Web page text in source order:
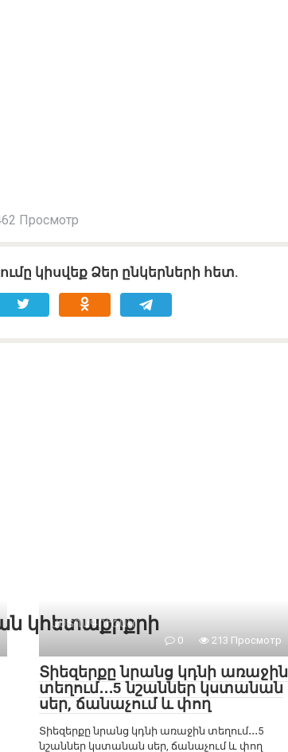
Просмотр
կիսվեք Ձեր ընկերների հետ.
կհետաքրքրի
ԱՍՏՂԱԳՈՒՇԱԿ
0
213 Просмотр
Տիեզերքը նրանց կդնի առաջին
տեղում․․․5 նշաններ կստանան
սեր, ճանաչում և փող
Տիեզերքը նրանց կդնի առաջին տեղում․․․5
նշաններ կստանան սեր, ճանաչում և փող